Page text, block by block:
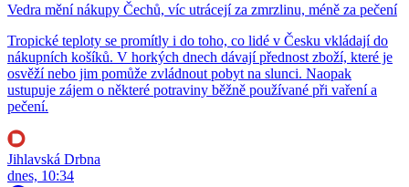
Vedra mění nákupy Čechů, víc utrácejí za zmrzlinu, méně za pečení
Tropické teploty se promítly i do toho, co lidé v Česku vkládají do
nákupních košíků. V horkých dnech dávají přednost zboží, které je
osvěží nebo jim pomůže zvládnout pobyt na slunci. Naopak
ustupuje zájem o některé potraviny běžně používané při vaření a
pečení.
Jihlavská Drbna
dnes, 10:34